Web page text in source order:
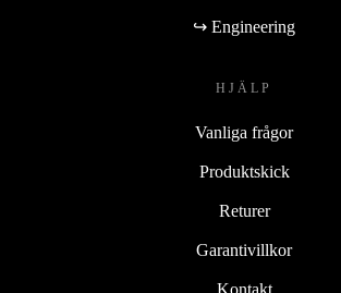
↪ Engineering
HJÄLP
Vanliga frågor
Produktskick
Returer
Garantivillkor